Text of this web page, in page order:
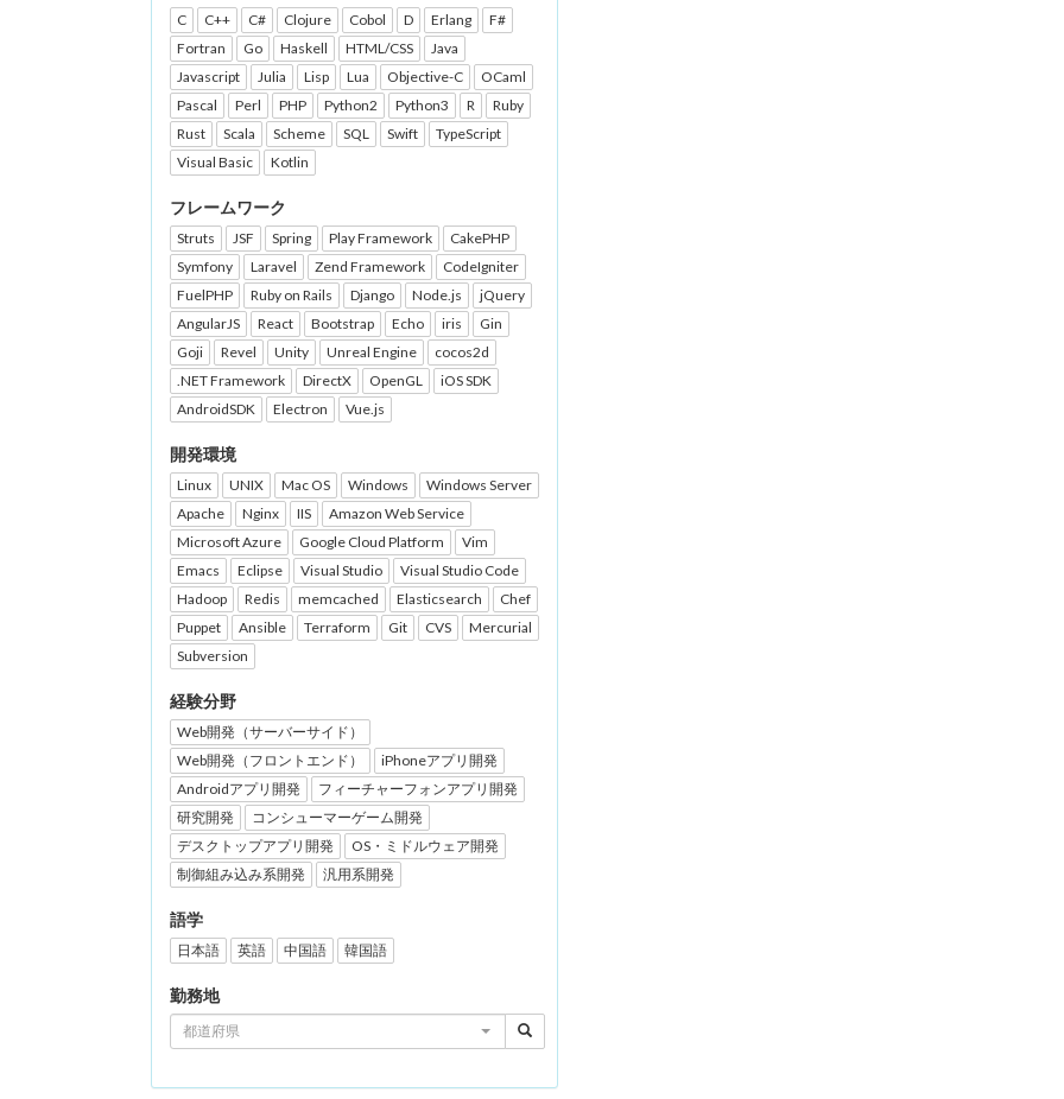
C C++ C# Clojure Cobol D Erlang
F#
Fortran
Go Haskell HTML/CSS
Java
Javascript
Julia Lisp Lua Objective-C
OCaml
Pascal
Perl PHP Python2 Python3 R
Ruby
Rust
Scala Scheme SQL Swift
TypeScript
Visual Basic
Kotlin
フレームワーク
Struts JSF Spring Play Framework
CakePHP
Symfony
Laravel Zend Framework
CodeIgniter
FuelPHP
Ruby on Rails Django Node.js
jQuery
AngularJS
React Bootstrap Echo iris
Gin
Goji
Revel Unity Unreal Engine
cocos2d
.NET Framework
DirectX OpenGL
iOS SDK
AndroidSDK
Electron Vue.js
開発環境
Linux UNIX Mac OS Windows
Windows Server
Apache
Nginx IIS
Amazon Web Service
Microsoft Azure
Google Cloud Platform
Vim
Emacs
Eclipse Visual Studio
Visual Studio Code
Hadoop
Redis memcached Elasticsearch
Chef
Puppet
Ansible Terraform Git CVS
Mercurial
Subversion
経験分野
Web開発（サーバーサイド）
Web開発（フロントエンド）
iPhoneアプリ開発
Androidアプリ開発
フィーチャーフォンアプリ開発
研究開発
コンシューマーゲーム開発
デスクトップアプリ開発
OS・ミドルウェア開発
制御組み込み系開発
汎用系開発
語学
日本語 英語 中国語 韓国語
勤務地
都道府県